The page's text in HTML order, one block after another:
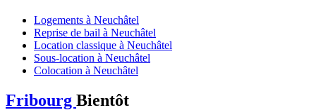
Logements à Neuchâtel
Reprise de bail à Neuchâtel
Location classique à Neuchâtel
Sous-location à Neuchâtel
Colocation à Neuchâtel
Fribourg Bientôt